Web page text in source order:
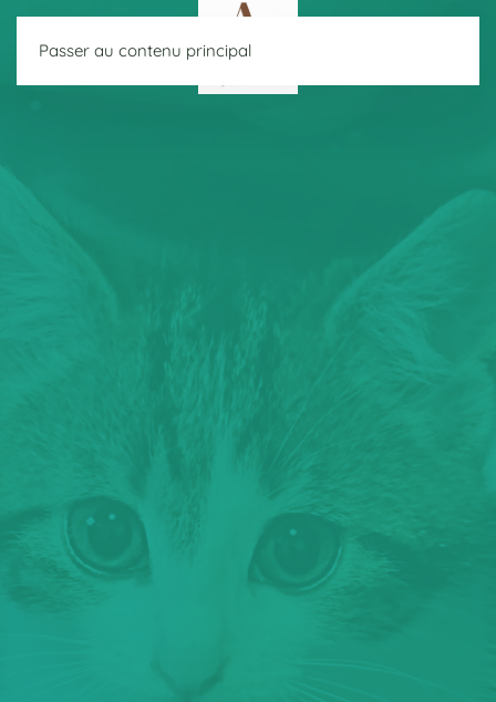
Passer au contenu principal